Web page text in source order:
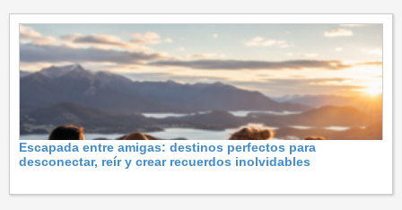
Escapada entre amigas: destinos perfectos para
desconectar, reír y crear recuerdos inolvidables